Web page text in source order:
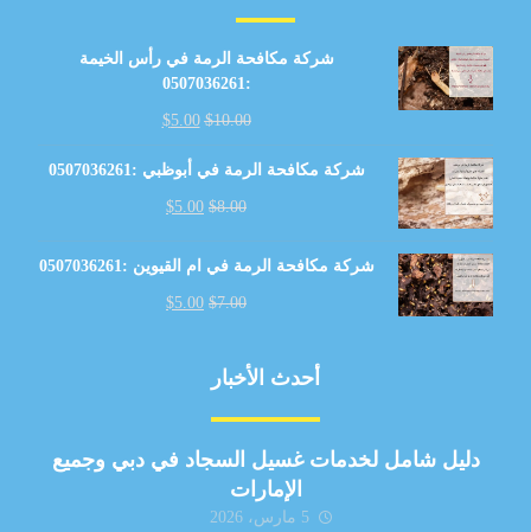
شركة مكافحة الرمة في رأس الخيمة
:0507036261
$10.00
$5.00
شركة مكافحة الرمة في أبوظبي :0507036261
$8.00
$5.00
شركة مكافحة الرمة في ام القيوين :0507036261
$7.00
$5.00
أحدث الأخبار
دليل شامل لخدمات غسيل السجاد في دبي وجميع
الإمارات
5 مارس، 2026